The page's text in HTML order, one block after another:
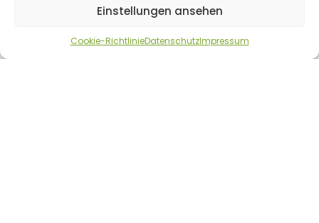
Einstellungen ansehen
Cookie-RichtlinieDatenschutzImpressum
Widerrufsbelehrung & Widerrufsformular